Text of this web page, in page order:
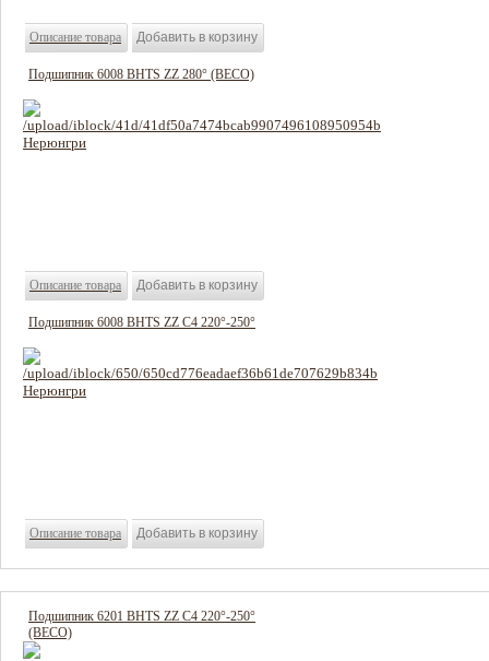
Описание товара
Подшипник 6008 BHTS ZZ 280° (BECO)
Описание товара
Подшипник 6008 BHTS ZZ C4 220°-250°
Описание товара
Подшипник 6201 BHTS ZZ C4 220°-250°
(BECO)